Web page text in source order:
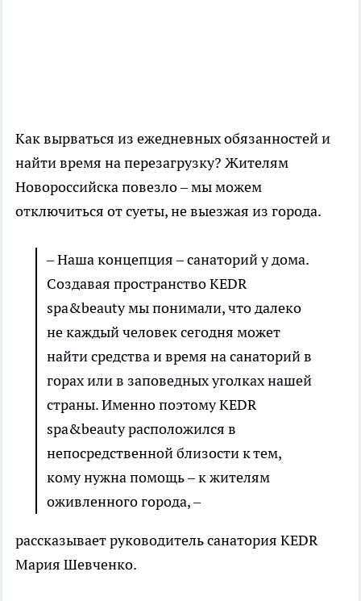
Как вырваться из ежедневных обязанностей и
найти время на перезагрузку? Жителям
Новороссийска повезло – мы можем
отключиться от суеты, не выезжая из города.
– Наша концепция – санаторий у дома.
Создавая пространство KEDR
spa&beauty мы понимали, что далеко
не каждый человек сегодня может
найти средства и время на санаторий в
горах или в заповедных уголках нашей
страны. Именно поэтому KEDR
spa&beauty расположился в
непосредственной близости к тем,
кому нужна помощь – к жителям
оживленного города, –
рассказывает руководитель санатория KEDR
Мария Шевченко.